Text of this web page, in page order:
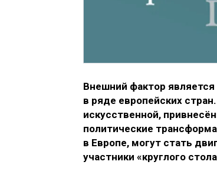
Внешний фактор
в ряде европейских
искусственной,
политические
в Европе, могут стать
участники «круглого